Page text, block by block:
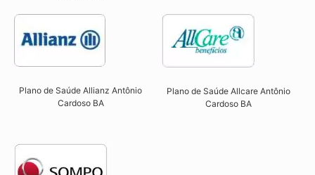
Plano de Saúde Allianz Antônio
Cardoso BA​
Plano de Saúde Allcare Antônio
Cardoso BA​